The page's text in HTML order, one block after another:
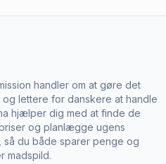
handler om at gøre det
lettere for danskere at handle
hjælper dig med at finde de
og planlægge ugens
så du både sparer penge og
madspild.